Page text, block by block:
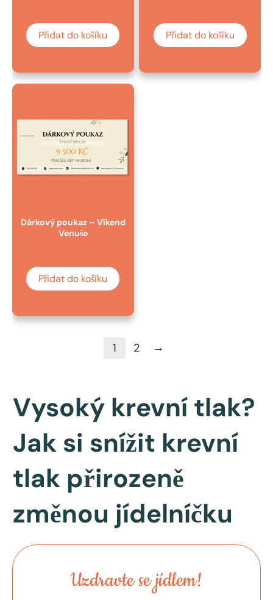
Přidat do košíku Přidat do košíku
Dárkový poukaz – Víkend
Venuše
Přidat do košíku
1 2 →
Vysoký krevní tlak?
Jak si snížit krevní
tlak přirozeně
změnou jídelníčku
Uzdravte se jídlem!